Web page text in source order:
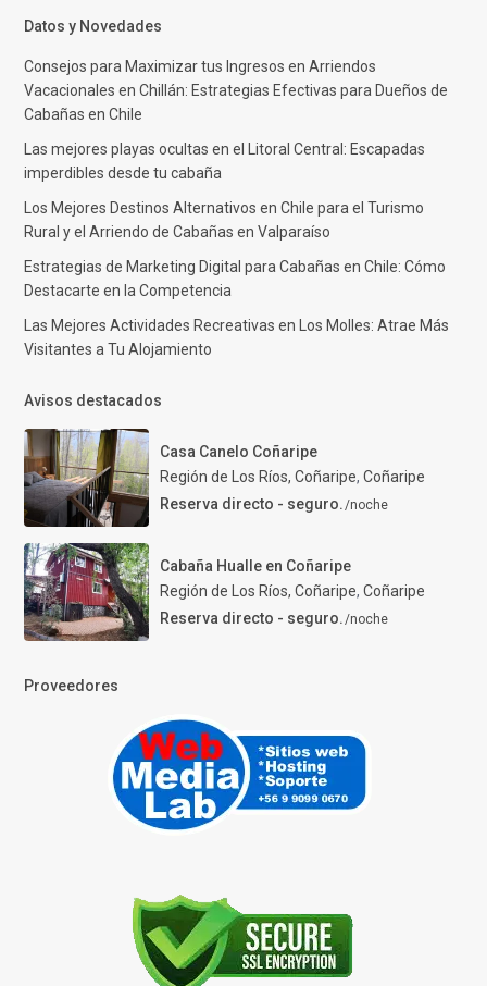
Datos y Novedades
Consejos para Maximizar tus Ingresos en Arriendos
Vacacionales en Chillán: Estrategias Efectivas para Dueños de
Cabañas en Chile
Las mejores playas ocultas en el Litoral Central: Escapadas
imperdibles desde tu cabaña
Los Mejores Destinos Alternativos en Chile para el Turismo
Rural y el Arriendo de Cabañas en Valparaíso
Estrategias de Marketing Digital para Cabañas en Chile: Cómo
Destacarte en la Competencia
Las Mejores Actividades Recreativas en Los Molles: Atrae Más
Visitantes a Tu Alojamiento
Avisos destacados
Casa Canelo Coñaripe
Región de Los Ríos, Coñaripe, Coñaripe
Reserva directo - seguro./noche
Cabaña Hualle en Coñaripe
Región de Los Ríos, Coñaripe, Coñaripe
Reserva directo - seguro./noche
Proveedores